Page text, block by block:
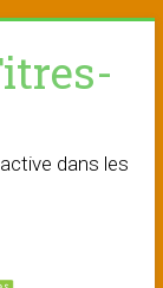
dans les